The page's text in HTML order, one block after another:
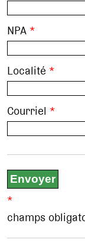
NPA *
Localité *
Courriel *
*
champs